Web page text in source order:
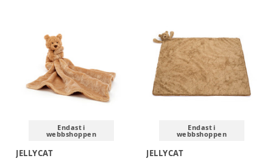
Endast i
webbshoppen
JELLYCAT
Endast i
webbshoppen
JELLYCAT